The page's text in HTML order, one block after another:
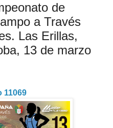
de
a Través
Las Erillas,
13 de marzo
11069